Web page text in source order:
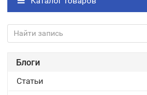
Блоги
Статьи